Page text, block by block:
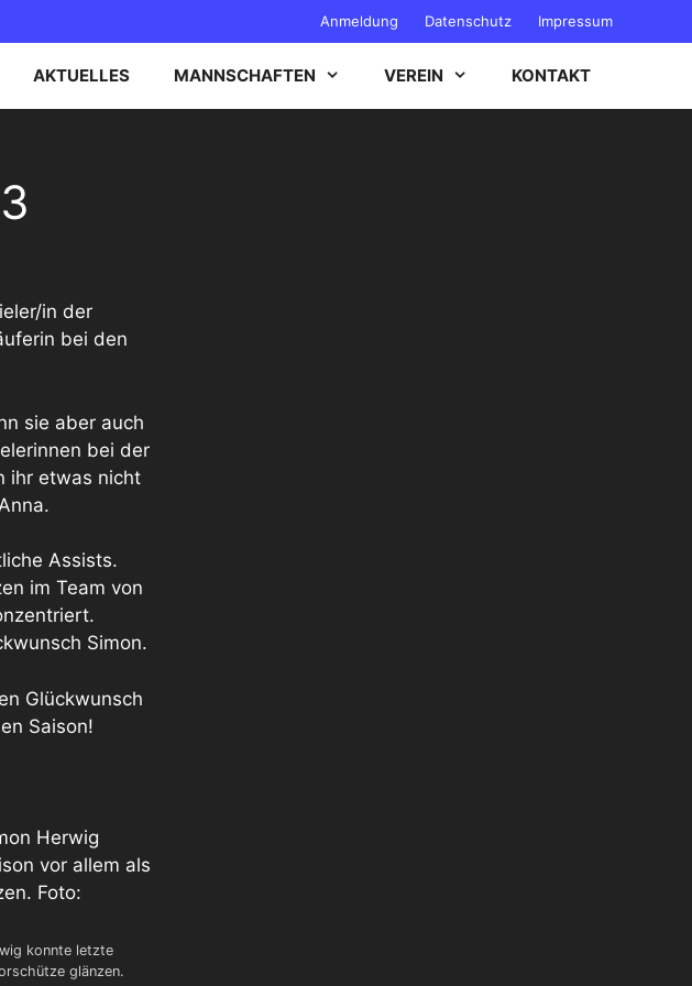
Anmeldung Datenschutz Impressum
AKTUELLES MANNSCHAFTEN VEREIN KONTAKT
in der
bei den
sie aber auch
bei der
ihr etwas nicht
Assists.
im Team von
Simon.
Glückwunsch
Saison!
konnte letzte
glänzen.